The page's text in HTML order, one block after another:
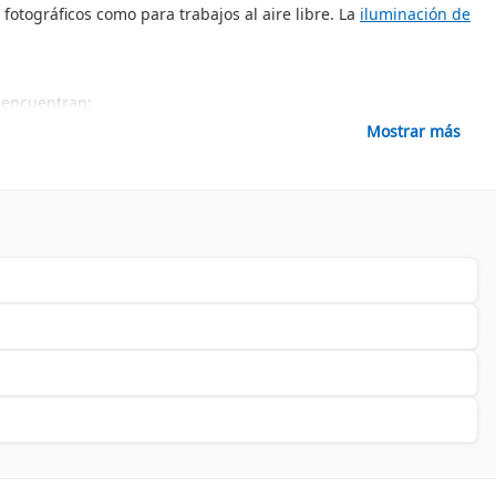
como para trabajos al aire libre. La iluminación de
en diferentes condiciones. La
opción preferida entre los profesionales del sector. Con una
la excelencia.
amplia variedad de productos de esta marca que se adaptan a
Mostrar más